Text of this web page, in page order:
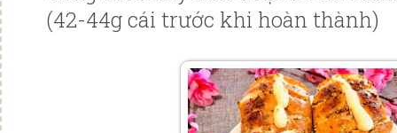
(42-44g cái trước khi hoàn thành)